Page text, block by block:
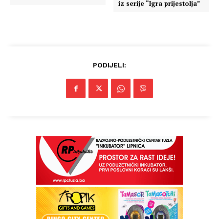
Info
O nama
Impressum
iz serije “Igra prijestolja”
PODIJELI: